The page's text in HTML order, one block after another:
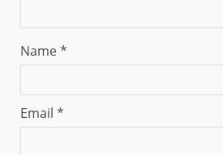
Name*
Email *